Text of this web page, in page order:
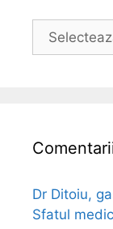
Dr Ditoiu,
Sfatul